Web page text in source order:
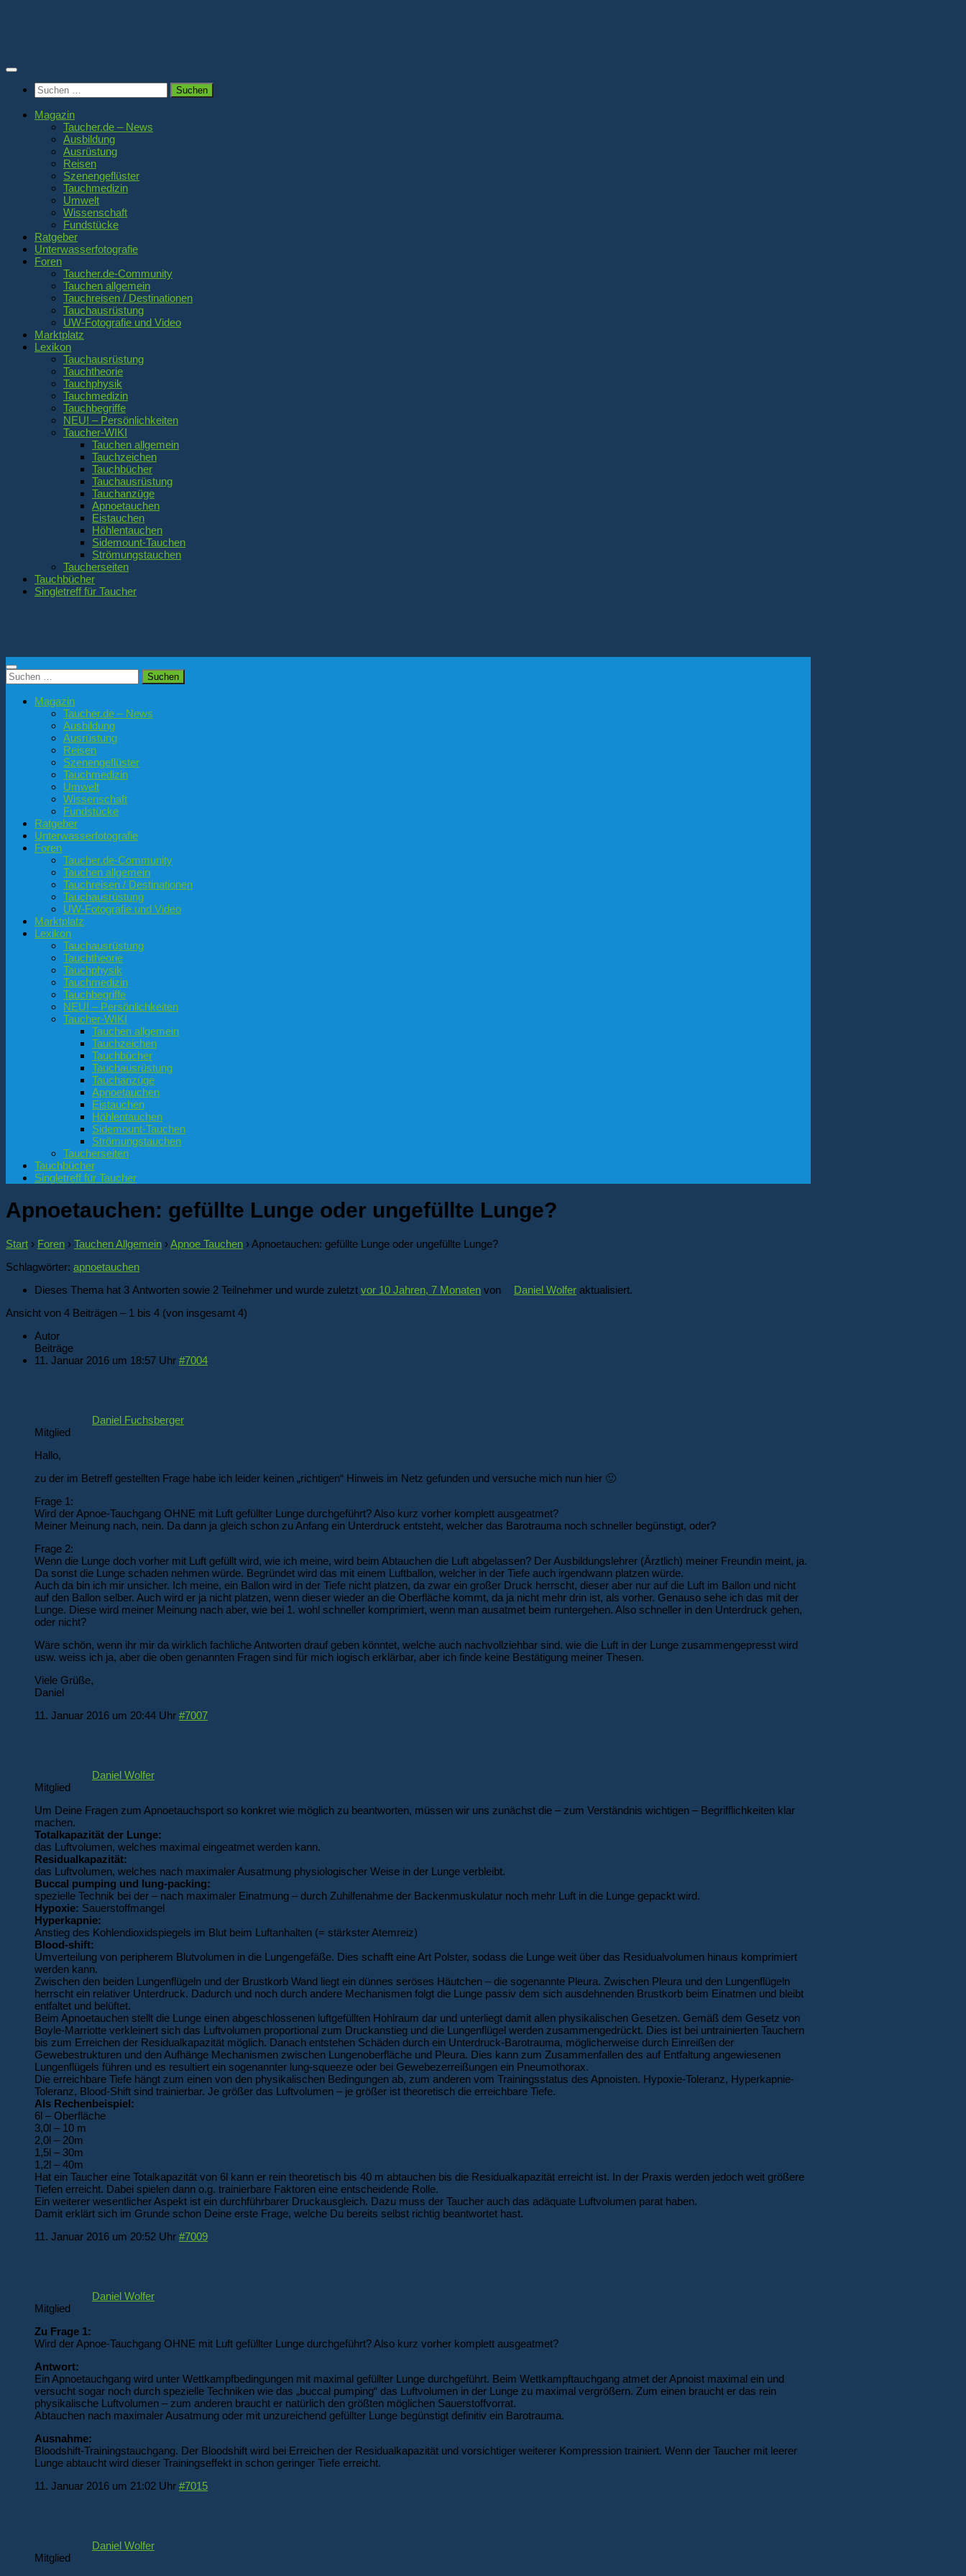
Suchen
nach:
Magazin
Taucher.de – News
Ausbildung
Ausrüstung
Reisen
Szenengeflüster
Tauchmedizin
Umwelt
Wissenschaft
Fundstücke
Ratgeber
Unterwasserfotografie
Foren
Taucher.de-Community
Tauchen allgemein
Tauchreisen / Destinationen
Tauchausrüstung
UW-Fotografie und Video
Marktplatz
Lexikon
Tauchausrüstung
Tauchtheorie
Tauchphysik
Tauchmedizin
Tauchbegriffe
NEU! – Persönlichkeiten
Taucher-WIKI
Tauchen allgemein
Tauchzeichen
Tauchbücher
Tauchausrüstung
Tauchanzüge
Apnoetauchen
Eistauchen
Höhlentauchen
Sidemount-Tauchen
Strömungstauchen
Taucherseiten
Tauchbücher
Singletreff für Taucher
Suchen
nach:
Magazin
Taucher.de – News
Ausbildung
Ausrüstung
Reisen
Szenengeflüster
Tauchmedizin
Umwelt
Wissenschaft
Fundstücke
Ratgeber
Unterwasserfotografie
Foren
Taucher.de-Community
Tauchen allgemein
Tauchreisen / Destinationen
Tauchausrüstung
UW-Fotografie und Video
Marktplatz
Lexikon
Tauchausrüstung
Tauchtheorie
Tauchphysik
Tauchmedizin
Tauchbegriffe
NEU! – Persönlichkeiten
Taucher-WIKI
Tauchen allgemein
Tauchzeichen
Tauchbücher
Tauchausrüstung
Tauchanzüge
Apnoetauchen
Eistauchen
Höhlentauchen
Sidemount-Tauchen
Strömungstauchen
Taucherseiten
Tauchbücher
Singletreff für Taucher
Apnoetauchen: gefüllte Lunge oder ungefüllte Lunge?
Start › Foren › Tauchen Allgemein ›Apnoe Tauchen ›Apnoetauchen: gefüllte Lunge oder ungefüllte Lunge?
Schlagwörter: apnoetauchen
Dieses Thema hat 3 Antworten sowie 2 Teilnehmer und wurde zuletzt vor 10 Jahren, 7 Monaten von Daniel Wolfer aktualisiert.
Ansicht von 4 Beiträgen – 1 bis 4 (von insgesamt 4)
Autor
Beiträge
11. Januar 2016 um 18:57 Uhr #7004
Daniel Fuchsberger
Mitglied
Hallo,
zu der im Betreff gestellten Frage habe ich leider keinen „richtigen“ Hinweis im Netz gefunden und versuche mich nun hier 🙂
Frage 1:
Wird der Apnoe-Tauchgang OHNE mit Luft gefüllter Lunge durchgeführt? Also kurz vorher komplett ausgeatmet?
Meiner Meinung nach, nein. Da dann ja gleich schon zu Anfang ein Unterdruck entsteht, welcher das Barotrauma noch schneller begünstigt, oder?
Frage 2:
Wenn die Lunge doch vorher mit Luft gefüllt wird, wie ich meine, wird beim Abtauchen die Luft abgelassen? Der Ausbildungslehrer (Ärztlich) meiner Freundin meint, ja.
Da sonst die Lunge schaden nehmen würde. Begründet wird das mit einem Luftballon, welcher in der Tiefe auch irgendwann platzen würde.
Auch da bin ich mir unsicher. Ich meine, ein Ballon wird in der Tiefe nicht platzen, da zwar ein großer Druck herrscht, dieser aber nur auf die Luft im Ballon und nicht
auf den Ballon selber. Auch wird er ja nicht platzen, wenn dieser wieder an die Oberfläche kommt, da ja nicht mehr drin ist, als vorher. Genauso sehe ich das mit der
Lunge. Diese wird meiner Meinung nach aber, wie bei 1. wohl schneller komprimiert, wenn man ausatmet beim runtergehen. Also schneller in den Unterdruck gehen,
oder nicht?
Wäre schön, wenn ihr mir da wirklich fachliche Antworten drauf geben könntet, welche auch nachvollziehbar sind. wie die Luft in der Lunge zusammengepresst wird
usw. weiss ich ja, aber die oben genannten Fragen sind für mich logisch erklärbar, aber ich finde keine Bestätigung meiner Thesen.
Viele Grüße,
Daniel
11. Januar 2016 um 20:44 Uhr #7007
Daniel Wolfer
Mitglied
Um Deine Fragen zum Apnoetauchsport so konkret wie möglich zu beantworten, müssen wir uns zunächst die – zum Verständnis wichtigen – Begrifflichkeiten klar
machen.
Totalkapazität der Lunge:
das Luftvolumen, welches maximal eingeatmet werden kann.
Residualkapazität:
das Luftvolumen, welches nach maximaler Ausatmung physiologischer Weise in der Lunge verbleibt.
Buccal pumping und lung-packing:
spezielle Technik bei der – nach maximaler Einatmung – durch Zuhilfenahme der Backenmuskulatur noch mehr Luft in die Lunge gepackt wird.
Hypoxie: Sauerstoffmangel
Hyperkapnie:
Anstieg des Kohlendioxidspiegels im Blut beim Luftanhalten (= stärkster Atemreiz)
Blood-shift:
Umverteilung von peripherem Blutvolumen in die Lungengefäße. Dies schafft eine Art Polster, sodass die Lunge weit über das Residualvolumen hinaus komprimiert
werden kann.
Zwischen den beiden Lungenflügeln und der Brustkorb Wand liegt ein dünnes seröses Häutchen – die sogenannte Pleura. Zwischen Pleura und den Lungenflügeln
herrscht ein relativer Unterdruck. Dadurch und noch durch andere Mechanismen folgt die Lunge passiv dem sich ausdehnenden Brustkorb beim Einatmen und bleibt
entfaltet und belüftet.
Beim Apnoetauchen stellt die Lunge einen abgeschlossenen luftgefüllten Hohlraum dar und unterliegt damit allen physikalischen Gesetzen. Gemäß dem Gesetz von
Boyle-Marriotte verkleinert sich das Luftvolumen proportional zum Druckanstieg und die Lungenflügel werden zusammengedrückt. Dies ist bei untrainierten Tauchern
bis zum Erreichen der Residualkapazität möglich. Danach entstehen Schäden durch ein Unterdruck-Barotrauma, möglicherweise durch Einreißen der
Gewebestrukturen und den Aufhänge Mechanismen zwischen Lungenoberfläche und Pleura. Dies kann zum Zusammenfallen des auf Entfaltung angewiesenen
Lungenflügels führen und es resultiert ein sogenannter lung-squeeze oder bei Gewebezerreißungen ein Pneumothorax.
Die erreichbare Tiefe hängt zum einen von den physikalischen Bedingungen ab, zum anderen vom Trainingsstatus des Apnoisten. Hypoxie-Toleranz, Hyperkapnie-
Toleranz, Blood-Shift sind trainierbar. Je größer das Luftvolumen – je größer ist theoretisch die erreichbare Tiefe.
Als Rechenbeispiel:
6l – Oberfläche
3,0l – 10 m
2,0l – 20m
1,5l – 30m
1,2l – 40m
Hat ein Taucher eine Totalkapazität von 6l kann er rein theoretisch bis 40 m abtauchen bis die Residualkapazität erreicht ist. In der Praxis werden jedoch weit größere
Tiefen erreicht. Dabei spielen dann o.g. trainierbare Faktoren eine entscheidende Rolle.
Ein weiterer wesentlicher Aspekt ist ein durchführbarer Druckausgleich. Dazu muss der Taucher auch das adäquate Luftvolumen parat haben.
Damit erklärt sich im Grunde schon Deine erste Frage, welche Du bereits selbst richtig beantwortet hast.
11. Januar 2016 um 20:52 Uhr #7009
Daniel Wolfer
Mitglied
Zu Frage 1:
Wird der Apnoe-Tauchgang OHNE mit Luft gefüllter Lunge durchgeführt? Also kurz vorher komplett ausgeatmet?
Antwort:
Ein Apnoetauchgang wird unter Wettkampfbedingungen mit maximal gefüllter Lunge durchgeführt. Beim Wettkampftauchgang atmet der Apnoist maximal ein und
versucht sogar noch durch spezielle Techniken wie das „buccal pumping“ das Luftvolumen in der Lunge zu maximal vergrößern. Zum einen braucht er das rein
physikalische Luftvolumen – zum anderen braucht er natürlich den größten möglichen Sauerstoffvorrat.
Abtauchen nach maximaler Ausatmung oder mit unzureichend gefüllter Lunge begünstigt definitiv ein Barotrauma.
Ausnahme:
Bloodshift-Trainingstauchgang. Der Bloodshift wird bei Erreichen der Residualkapazität und vorsichtiger weiterer Kompression trainiert. Wenn der Taucher mit leerer
Lunge abtaucht wird dieser Trainingseffekt in schon geringer Tiefe erreicht.
11. Januar 2016 um 21:02 Uhr #7015
Daniel Wolfer
Mitglied